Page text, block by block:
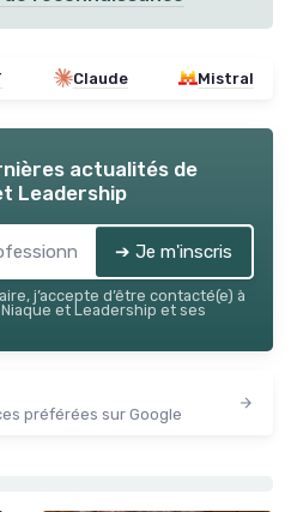
Claude Mistral
actualités de
Leadership
➔ Je m'inscris
j’accepte d’être contacté(e) à
et Leadership et ses
préférées sur Google